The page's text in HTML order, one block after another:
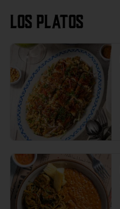
Los Platos